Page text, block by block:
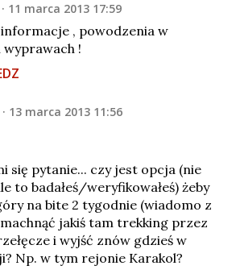
11 marca 2013 17:59
informacje , powodzenia w
wyprawach !
13 marca 2013 11:56
się pytanie... czy jest opcja (nie
to badałeś/weryfikowałeś) żeby
na bite 2 tygodnie (wiadomo z
jakiś tam trekking przez
i wyjść znów gdzieś w
Np. w tym rejonie Karakol?